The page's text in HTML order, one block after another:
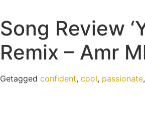
Song Review
Remix – Amr
Getagged confident, cool, passionate,